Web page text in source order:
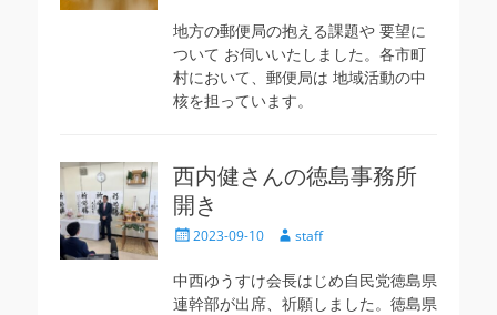
日
者
地方の郵便局の抱える課題や 要望に
ついて お伺いいたしました。各市町
村において、郵便局は 地域活動の中
核を担っています。
西内健さんの徳島事務所
開き
投
日
2023-09-10
投
者
staff
中西ゆうすけ会長はじめ自民党徳島県
連幹部が出席、祈願しました。徳島県